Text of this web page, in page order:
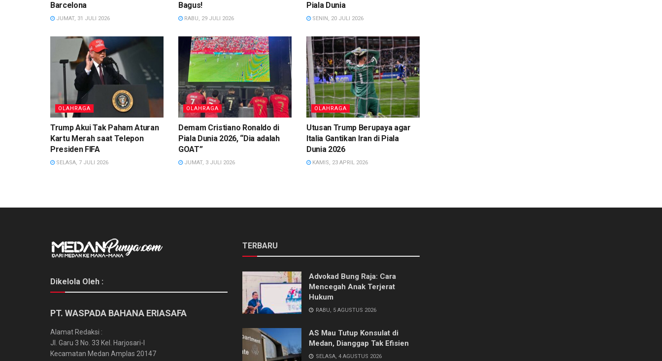
Barcelona
JUMAT, 31 JULI 2026
Bagus!
RABU, 29 JULI 2026
Piala Dunia
SENIN, 20 JULI 2026
OLAHRAGA
Trump Akui Tak Paham Aturan
Kartu Merah saat Telepon
Presiden FIFA
SELASA, 7 JULI 2026
OLAHRAGA
Demam Cristiano Ronaldo di
Piala Dunia 2026, “Dia adalah
GOAT”
JUMAT, 3 JULI 2026
OLAHRAGA
Utusan Trump Berupaya agar
Italia Gantikan Iran di Piala
Dunia 2026
KAMIS, 23 APRIL 2026
Dikelola Oleh :
PT. WASPADA BAHANA ERIASAFA
Alamat Redaksi :
Jl. Garu 3 No. 33 Kel. Harjosari-I
Kecamatan Medan Amplas 20147
TERBARU
Advokad Bung Raja: Cara
Mencegah Anak Terjerat
Hukum
RABU, 5 AGUSTUS 2026
AS Mau Tutup Konsulat di
Medan, Dianggap Tak Efisien
SELASA, 4 AGUSTUS 2026